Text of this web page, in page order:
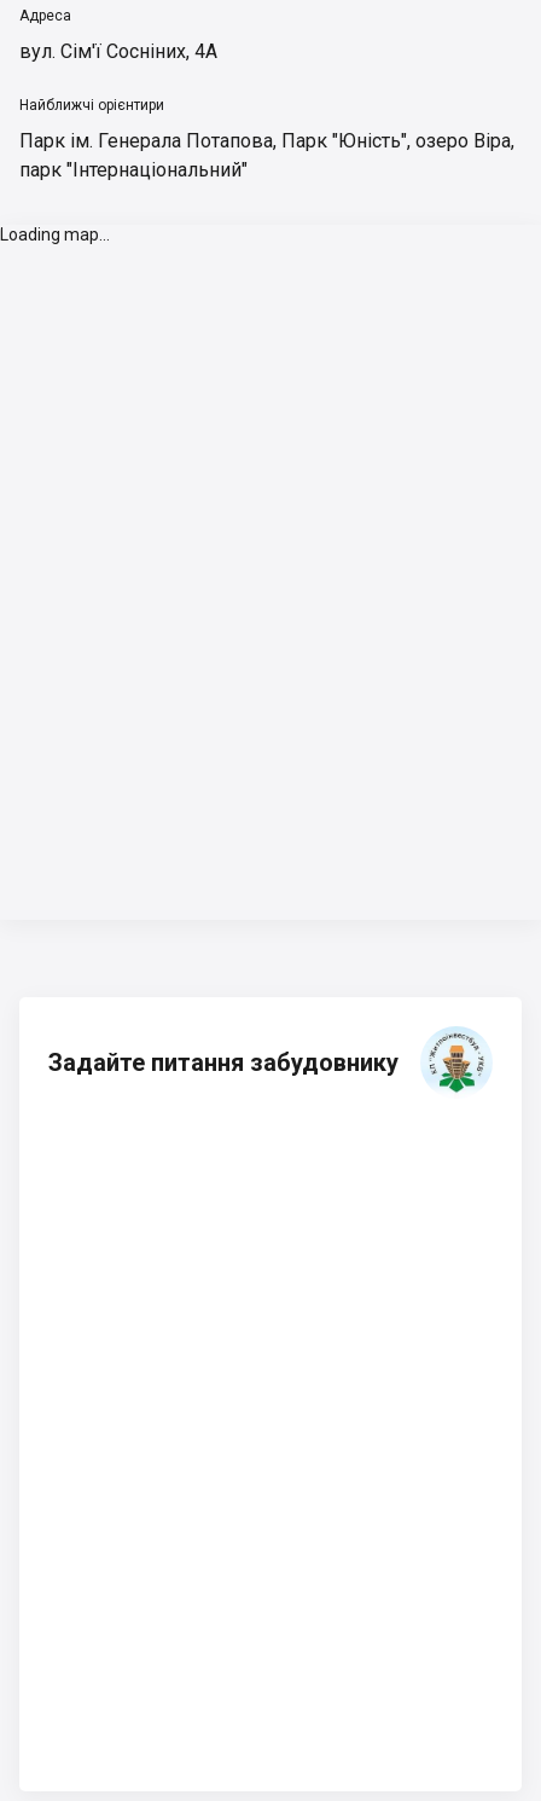
Адреса
вул. Сім'ї Сосніних, 4А
Найближчі орієнтири
Парк ім. Генерала Потапова, Парк "Юність", озеро Віра,
парк "Інтернаціональний"
Loading map...
Задайте питання забудовнику